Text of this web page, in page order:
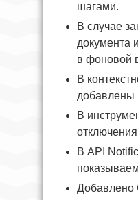
шагами.
В случае
документа
в фоновой
В
добавлены
В
В API
Добавлено